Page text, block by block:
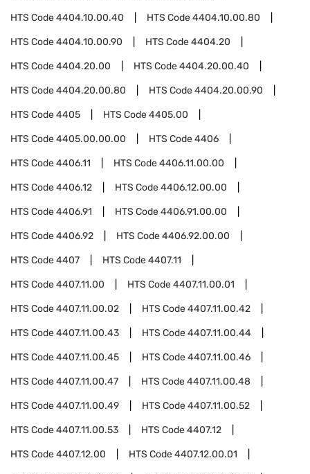
HTS Code4404.10.00.40 HTS Code4404.10.00.80
HTS Code4404.10.00.90 HTS Code4404.20
HTS Code4404.20.00 HTS Code4404.20.00.40
HTS Code4404.20.00.80 HTS Code4404.20.00.90
HTS Code4405 HTS Code4405.00
HTS Code4405.00.00.00 HTS Code4406
HTS Code4406.11 HTS Code4406.11.00.00
HTS Code4406.12 HTS Code4406.12.00.00
HTS Code4406.91 HTS Code4406.91.00.00
HTS Code4406.92 HTS Code4406.92.00.00
HTS Code4407 HTS Code4407.11
HTS Code4407.11.00 HTS Code4407.11.00.01
HTS Code4407.11.00.02 HTS Code4407.11.00.42
HTS Code4407.11.00.43 HTS Code4407.11.00.44
HTS Code4407.11.00.45 HTS Code4407.11.00.46
HTS Code4407.11.00.47 HTS Code4407.11.00.48
HTS Code4407.11.00.49 HTS Code4407.11.00.52
HTS Code4407.11.00.53 HTS Code4407.12
HTS Code4407.12.00 HTS Code4407.12.00.01